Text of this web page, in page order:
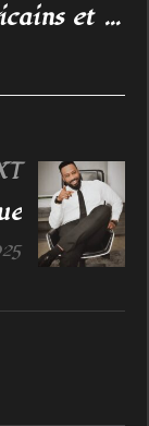
Les inventeurs africains et leurs inventions